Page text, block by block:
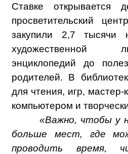
Ставке открывается
просветительский
закупили 2,7
художественной
энциклопедий до
родителей. В
для чтения, игр, мастер-
компьютером и
«Важно, чтобы у
больше мест, где
проводить время,